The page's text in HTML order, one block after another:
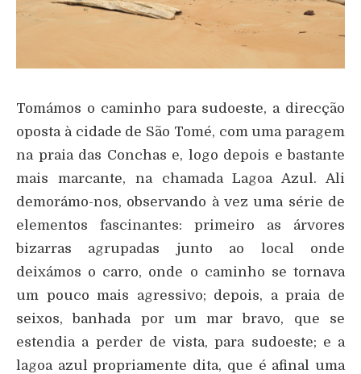
Tomámos o caminho para sudoeste, a direcção
oposta à cidade de São Tomé, com uma paragem
na praia das Conchas e, logo depois e bastante
mais marcante, na chamada Lagoa Azul. Ali
demorámo-nos, observando à vez uma série de
elementos fascinantes: primeiro as árvores
bizarras agrupadas junto ao local onde
deixámos o carro, onde o caminho se tornava
um pouco mais agressivo; depois, a praia de
seixos, banhada por um mar bravo, que se
estendia a perder de vista, para sudoeste; e a
lagoa azul propriamente dita, que é afinal uma